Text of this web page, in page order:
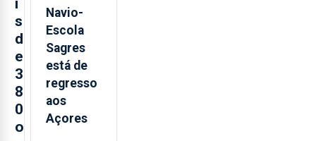
i
s
d
e
3
8
0
o
Navio-
Escola
Sagres
está de
regresso
aos
Açores